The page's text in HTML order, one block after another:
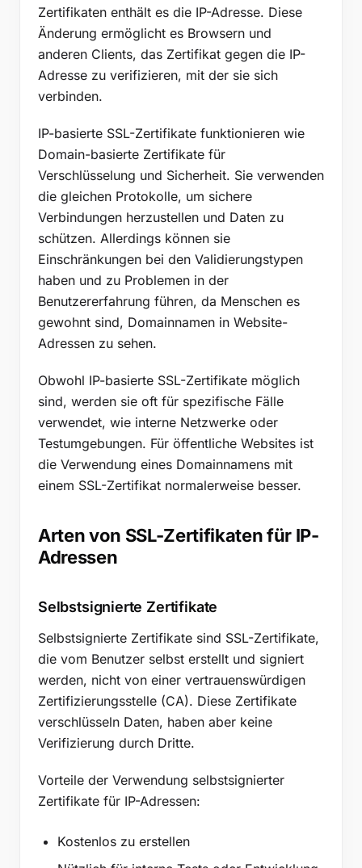
Zertifikaten enthält es die IP-Adresse. Diese
Änderung ermöglicht es Browsern und
anderen Clients, das Zertifikat gegen die IP-
Adresse zu verifizieren, mit der sie sich
verbinden.
IP-basierte SSL-Zertifikate funktionieren wie
Domain-basierte Zertifikate für
Verschlüsselung und Sicherheit. Sie verwenden
die gleichen Protokolle, um sichere
Verbindungen herzustellen und Daten zu
schützen. Allerdings können sie
Einschränkungen bei den Validierungstypen
haben und zu Problemen in der
Benutzererfahrung führen, da Menschen es
gewohnt sind, Domainnamen in Website-
Adressen zu sehen.
Obwohl IP-basierte SSL-Zertifikate möglich
sind, werden sie oft für spezifische Fälle
verwendet, wie interne Netzwerke oder
Testumgebungen. Für öffentliche Websites ist
die Verwendung eines Domainnamens mit
einem SSL-Zertifikat normalerweise besser.
Arten von SSL-Zertifikaten für IP-
Adressen
Selbstsignierte Zertifikate
Selbstsignierte Zertifikate sind SSL-Zertifikate,
die vom Benutzer selbst erstellt und signiert
werden, nicht von einer vertrauenswürdigen
Zertifizierungsstelle (CA). Diese Zertifikate
verschlüsseln Daten, haben aber keine
Verifizierung durch Dritte.
Vorteile der Verwendung selbstsignierter
Zertifikate für IP-Adressen:
Kostenlos zu erstellen